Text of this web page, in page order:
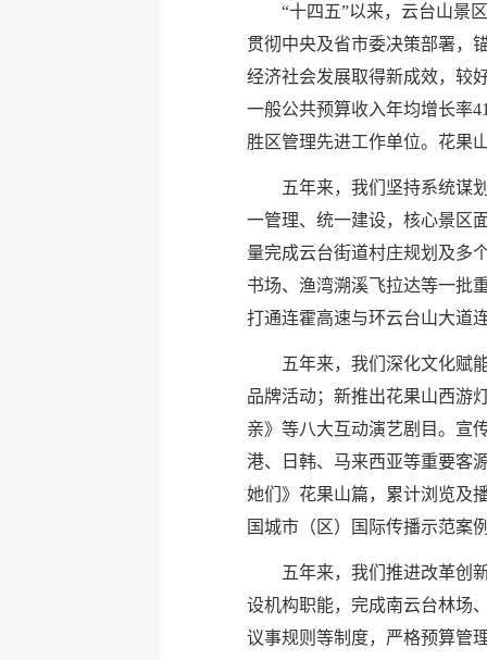
“十四五”以来，云台山景
贯彻中央及省市委决策部署，
经济社会发展取得新成效，较
一般公共预算收入年均增长率
胜区管理先进工作单位。花果
五年来，我们坚持系统谋
一管理、统一建设，核心景区
量完成云台街道村庄规划及多
书场、渔湾溯溪飞拉达等一批
打通连霍高速与环云台山大道
五年来，我们深化文化赋
品牌活动；新推出花果山西游
亲》等八大互动演艺剧目。宣
港、日韩、马来西亚等重要客
她们》花果山篇，累计浏览及
国城市（区）国际传播示范案
五年来，我们推进改革创
设机构职能，完成南云台林场
议事规则等制度，严格预算管